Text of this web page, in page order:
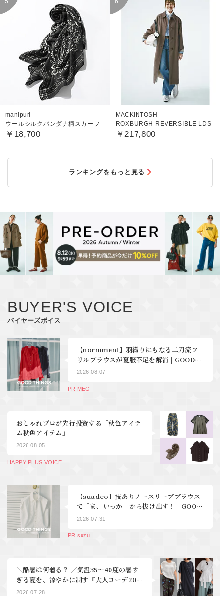
manipuri
ウールシルクバンダナ柄スカーフ
￥18,700
MACKINTOSH
ROXBURGH REVERSIBLE LDS
￥217,800
ランキングをもっと見る
BUYER'S VOICE
バイヤーズボイス
【normment】羽織りにもなる二刀流フ
リルブラウスが夏服不足を解消 | GOOD
THINGS Vol.123
2026.08.07
PR MEG
おしゃれプロが先行投資する「秋色アイテ
ム秋色アイテム」
2026.08.05
HAPPY PLUS VOICE
【suadeo】技ありノースリーブブラウス
で「ま、いっか」から抜け出す！ | GOOD
THINGS Vol.122
2026.07.31
PR suzu
＼酷暑は何着る？ ／気温35～40度の暑す
ぎる夏を、涼やかに制す『大人コーデ20
選』【40代・50代 ファッション】
2026.07.28